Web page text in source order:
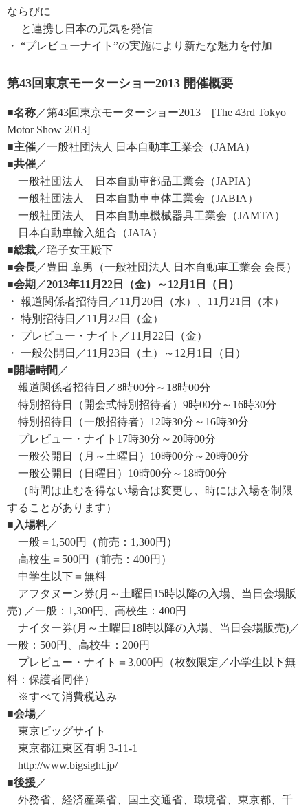
ならびに
と連携し日本の元気を発信
・ “プレビューナイト”の実施により新たな魅力を付加
第43回東京モーターショー2013 開催概要
■名称 ／第43回東京モーターショー2013 [The 43rd Tokyo
Motor Show 2013]
■主催 ／一般社団法人 日本自動車工業会（JAMA）
■共催 ／
一般社団法人 日本自動車部品工業会（JAPIA）
一般社団法人 日本自動車車体工業会（JABIA）
一般社団法人 日本自動車機械器具工業会（JAMTA）
日本自動車輸入組合（JAIA）
■総裁 ／瑶子女王殿下
■会長 ／豊田 章男（一般社団法人 日本自動車工業会 会長）
■会期 ／2013年11月22日（金）～12月1日（日）
・ 報道関係者招待日／11月20日（水）、11月21日（木）
・ 特別招待日／11月22日（金）
・ プレビュー・ナイト／11月22日（金）
・ 一般公開日／11月23日（土）～12月1日（日）
■開場時間 ／
報道関係者招待日／8時00分～18時00分
特別招待日（開会式特別招待者）9時00分～16時30分
特別招待日（一般招待者）12時30分～16時30分
プレビュー・ナイト17時30分～20時00分
一般公開日（月～土曜日）10時00分～20時00分
一般公開日（日曜日）10時00分～18時00分
（時間は止むを得ない場合は変更し、時には入場を制限
することがあります）
■入場料／
一般＝1,500円（前売：1,300円）
高校生＝500円（前売：400円）
中学生以下＝無料
アフタヌーン券(月～土曜日15時以降の入場、当日会場販
売) ／一般：1,300円、高校生：400円
ナイター券(月～土曜日18時以降の入場、当日会場販売)／
一般：500円、高校生：200円
プレビュー・ナイト＝3,000円（枚数限定／小学生以下無
料：保護者同伴）
※すべて消費税込み
■会場／
東京ビッグサイト
東京都江東区有明 3-11-1
http://www.bigsight.jp/
■後援 ／
外務省、経済産業省、国土交通省、環境省、東京都、千